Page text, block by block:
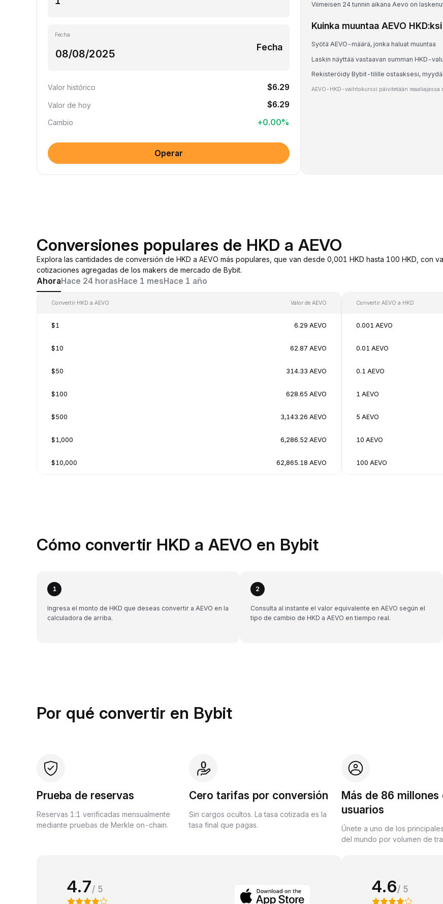
Fecha
Fecha
Valor histórico $6.29
Valor de hoy $6.29
Cambio +0.00%
Operar
Viimeisen 24 tunnin aikana Aevo on
Kuinka muuntaa AEVO HKD:ksi
Syötä AEVO-määrä, jonka haluat muuntaa
Laskin näyttää vastaavan summan HKD-
Rekisteröidy Bybit-tilille ostaaksesi,
AEVO-HKD-vaihtokurssi päivitetään reaaliajassa
Conversiones populares de HKD a AEVO
Explora las cantidades de conversión de HKD a AEVO más populares, que van desde 0,001 HKD hasta 100 HKD, con
cotizaciones agregadas de los makers de mercado de Bybit.
AhoraHace 24 horasHace 1 mesHace 1 año
Convertir HKD a AEVO Valor de AEVO
$1 6.29 AEVO
$10 62.87 AEVO
$50 314.33 AEVO
$100 628.65 AEVO
$500 3,143.26 AEVO
$1,000 6,286.52 AEVO
$10,000 62,865.18 AEVO
Convertir AEVO a HKD
0.001 AEVO
0.01 AEVO
0.1 AEVO
1 AEVO
5 AEVO
10 AEVO
100 AEVO
Cómo convertir HKD a AEVO en Bybit
1
Ingresa el monto de HKD que deseas convertir a AEVO en la
calculadora de arriba.
2
Consulta al instante el valor equivalente en AEVO según el
tipo de cambio de HKD a AEVO en tiempo real.
Por qué convertir en Bybit
Prueba de reservas
Reservas 1:1 verificadas mensualmente
mediante pruebas de Merkle on-chain.
Cero tarifas por conversión
Sin cargos ocultos. La tasa cotizada es la
tasa final que pagas.
Más de 86 millones
usuarios
Únete a uno de los
del mundo por volumen de
4.7/ 5 4.6/ 5